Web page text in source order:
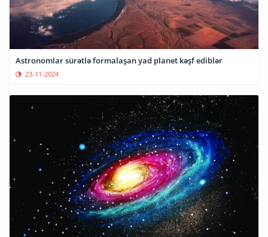
Astronomlar sürətlə formalaşan yad planet kəşf ediblər
23-11-2024